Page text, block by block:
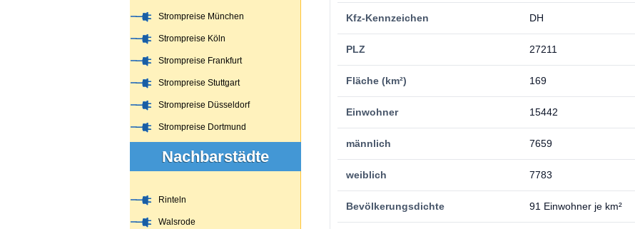
Kfz-Kennzeichen DH
PLZ 27211
Fläche (km²) 169
Einwohner 15442
männlich 7659
weiblich 7783
Bevölkerungsdichte 91 Einwohner je km²
Strompreise München
Strompreise Köln
Strompreise Frankfurt
Strompreise Stuttgart
Strompreise Düsseldorf
Strompreise Dortmund
Nachbarstädte
Rinteln
Walsrode